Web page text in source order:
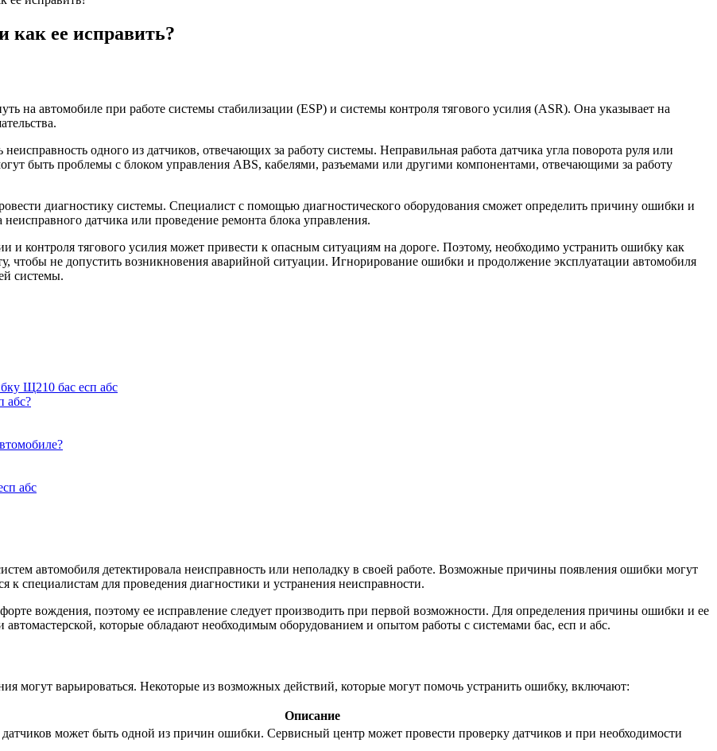
как ее исправить?
на автомобиле при работе системы стабилизации (ESP) и системы контроля тягового усилия (ASR). Она указывает на
одного из датчиков, отвечающих за работу системы. Неправильная работа датчика угла поворота руля или
быть проблемы с блоком управления ABS, кабелями, разъемами или другими компонентами, отвечающими за работу
диагностику системы. Специалист с помощью диагностического оборудования сможет определить причину ошибки и
датчика или проведение ремонта блока управления.
и контроля тягового усилия может привести к опасным ситуациям на дороге. Поэтому, необходимо устранить ошибку как
чтобы не допустить возникновения аварийной ситуации. Игнорирование ошибки и продолжение эксплуатации автомобиля
системы.
Щ210 бас есп абс
абс?
абс
автомобиля детектировала неисправность или неполадку в своей работе. Возможные причины появления ошибки могут
к специалистам для проведения диагностики и устранения неисправности.
вождения, поэтому ее исправление следует производить при первой возможности. Для определения причины ошибки и ее
автомастерской, которые обладают необходимым оборудованием и опытом работы с системами бас, есп и абс.
могут варьироваться. Некоторые из возможных действий, которые могут помочь устранить ошибку, включают:
Описание
может быть одной из причин ошибки. Сервисный центр может провести проверку датчиков и при необходимости